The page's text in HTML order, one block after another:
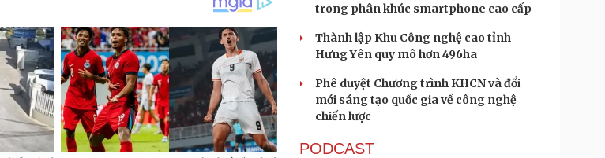
trong phân khúc smartphone cao cấp
Thành lập Khu Công nghệ cao tỉnh
Hưng Yên quy mô hơn 496ha
Phê duyệt Chương trình KHCN và đổi
mới sáng tạo quốc gia về công nghệ
chiến lược
PODCAST